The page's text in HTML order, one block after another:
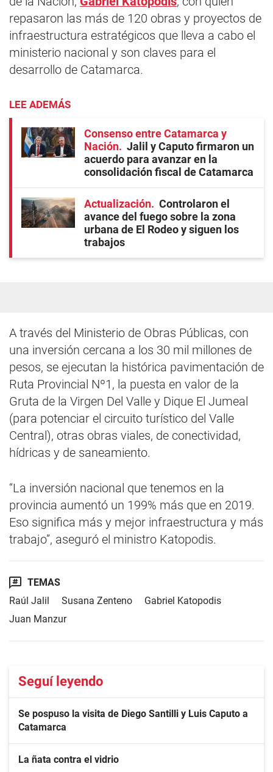
repasaron las más de 120 obras y proyectos de
infraestructura estratégicos que lleva a cabo el
ministerio nacional y son claves para el
desarrollo de Catamarca.
LEE ADEMÁS
Consenso entre Catamarca y
Nación
Jalil y Caputo firmaron un
acuerdo para avanzar en la
consolidación fiscal de Catamarca
Actualización
Controlaron el
avance del fuego sobre la zona
urbana de El Rodeo y siguen los
trabajos
A través del Ministerio de Obras Públicas, con
una inversión cercana a los 30 mil millones de
pesos, se ejecutan la histórica pavimentación de
Ruta Provincial Nº1, la puesta en valor de la
Gruta de la Virgen Del Valle y Dique El Jumeal
(para potenciar el circuito turístico del Valle
Central), otras obras viales, de conectividad,
hídricas y de saneamiento.
“La inversión nacional que tenemos en la
provincia aumentó un 199% más que en 2019.
Eso significa más y mejor infraestructura y más
trabajo”, aseguró el ministro Katopodis.
TEMAS
Raúl Jalil
Susana Zenteno
Gabriel Katopodis
Juan Manzur
Seguí leyendo
Se pospuso la visita de Diego Santilli y Luis Caputo a
Catamarca
La ñata contra el vidrio